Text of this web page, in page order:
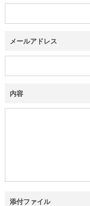
メールアドレス
内容
添付ファイル